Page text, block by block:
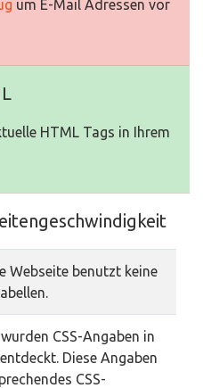
um E-Mail Adressen vor
HTML Tags in Ihrem
Webseite benutzt keine
CSS-Angaben in
Diese Angaben
CSS-